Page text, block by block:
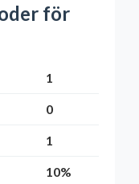
för
1
0
1
10%